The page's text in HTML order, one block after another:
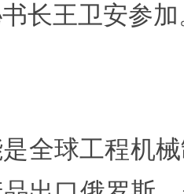
长王卫安参
全球工程机